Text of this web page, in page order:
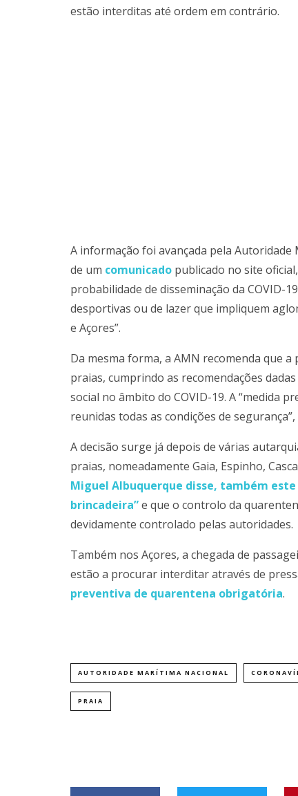
estão interditas até ordem em contrário.
A informação foi avançada pela
de um comunicado publicado no site
probabilidade de disseminação da COVID-
desportivas ou de lazer que impliquem
e Açores”.
Da mesma forma, a AMN recomenda que
praias, cumprindo as recomendações
social no âmbito do COVID-19. A “medida
reunidas todas as condições de
A decisão surge já depois de várias
praias, nomeadamente Gaia, Espinho,
Miguel Albuquerque disse, também este
brincadeira”e que o controlo da
devidamente controlado pelas autoridades.
Também nos Açores, a chegada de
estão a procurar interditar através de
preventiva de quarentena obrigatória.
AUTORIDADE MARÍTIMA NACIONAL
PRAIA